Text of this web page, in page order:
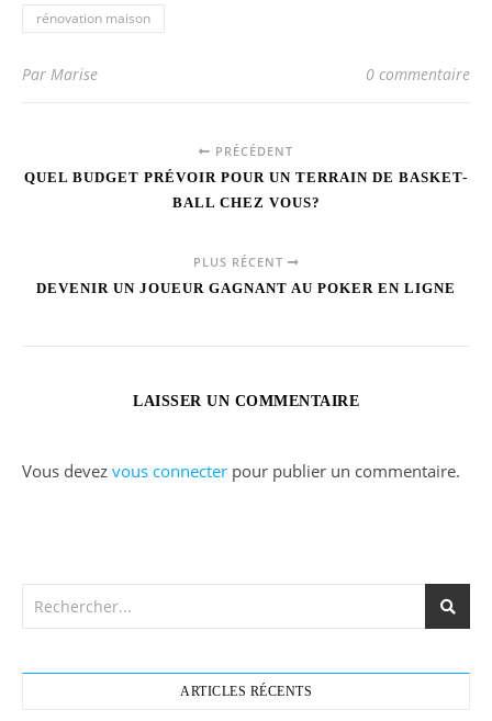
rénovation maison
Par Marise 0 commentaire
PRÉCÉDENT
QUEL BUDGET PRÉVOIR POUR UN TERRAIN DE BASKET-
BALL CHEZ VOUS?
PLUS RÉCENT
DEVENIR UN JOUEUR GAGNANT AU POKER EN LIGNE
LAISSER UN COMMENTAIRE
Vous devez vous connecter pour publier un commentaire.
ARTICLES RÉCENTS